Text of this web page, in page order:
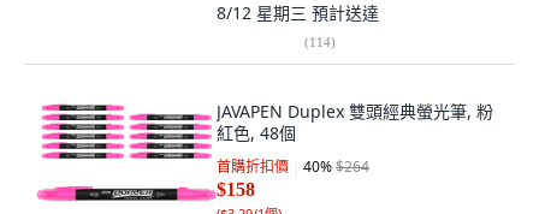
8/12 星期三 預計送達
(114)
JAVAPEN Duplex 雙頭經典螢光筆, 粉
紅色, 48個
首購折扣價 40%$264
$158